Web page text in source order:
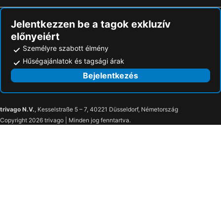
Bluesun Holiday Village Velaris
Jelentkezzen be a tagok exkluzív
előnyeiért
Személyre szabott élmény
Hűségajánlatok és tagsági árak
Bejelentkezés
trivago N.V., Kesselstraße 5 – 7, 40221 Düsseldorf, Németország
Copyright 2026 trivago | Minden jog fenntartva.